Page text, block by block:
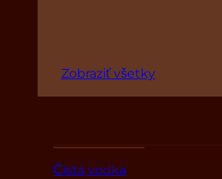
Zobraziť všetky
Čistá vodka